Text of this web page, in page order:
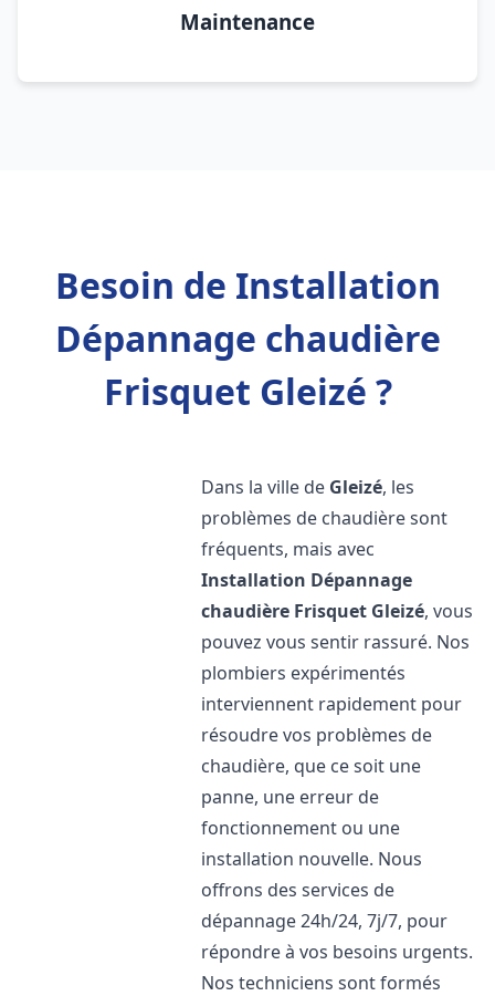
Maintenance
Besoin de Installation
Dépannage chaudière
Frisquet Gleizé ?
Dans la ville de Gleizé, les
problèmes de chaudière sont
fréquents, mais avec
Installation Dépannage
chaudière Frisquet Gleizé, vous
pouvez vous sentir rassuré. Nos
plombiers expérimentés
interviennent rapidement pour
résoudre vos problèmes de
chaudière, que ce soit une
panne, une erreur de
fonctionnement ou une
installation nouvelle. Nous
offrons des services de
dépannage 24h/24, 7j/7, pour
répondre à vos besoins urgents.
Nos techniciens sont formés